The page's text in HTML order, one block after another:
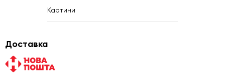
Картини
Доставка